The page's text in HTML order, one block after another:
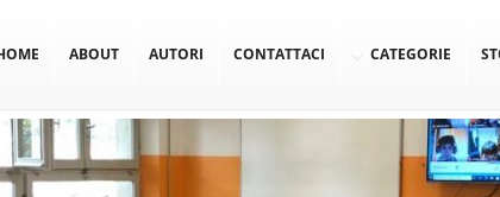
ABOUT AUTORI CONTATTACI CATEGORIE